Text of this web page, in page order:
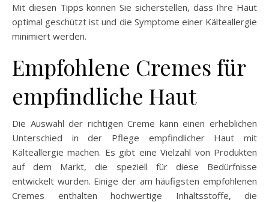
Mit diesen Tipps können Sie sicherstellen, dass Ihre Haut
optimal geschützt ist und die Symptome einer Kälteallergie
minimiert werden.
Empfohlene Cremes für
empfindliche Haut
Die Auswahl der richtigen Creme kann einen erheblichen
Unterschied in der Pflege empfindlicher Haut mit
Kälteallergie machen. Es gibt eine Vielzahl von Produkten
auf dem Markt, die speziell für diese Bedürfnisse
entwickelt wurden. Einige der am häufigsten empfohlenen
Cremes enthalten hochwertige Inhaltsstoffe, die